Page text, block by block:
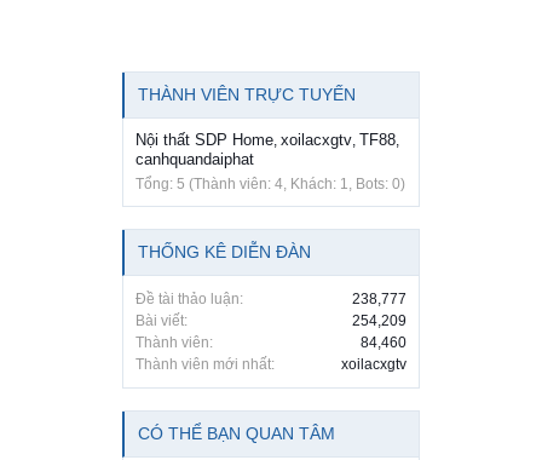
THÀNH VIÊN TRỰC TUYẾN
Nội thất SDP Home, xoilacxgtv, TF88,
canhquandaiphat
Tổng: 5 (Thành viên: 4, Khách: 1, Bots: 0)
THỐNG KÊ DIỄN ĐÀN
Đề tài thảo luận:
238,777
Bài viết:
254,209
Thành viên:
84,460
Thành viên mới nhất:
xoilacxgtv
CÓ THỂ BẠN QUAN TÂM